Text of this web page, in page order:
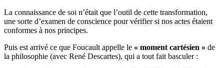
La connaissance de soi n’était que l’outil de cette transformation,
une sorte d’examen de conscience pour vérifier si nos actes étaient
conformes à nos principes.
Puis est arrivé ce que Foucault appelle le « moment cartésien » de
la philosophie (avec René Descartes), qui a tout fait basculer :